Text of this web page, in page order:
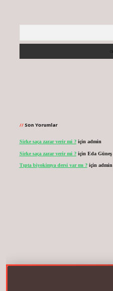
Son Yorumlar
Sirke saça zarar verir mi ?için admin
Sirke saça zarar verir mi ?için Eda Güneş
Tıpta biyokimya dersi var mı ?için admin